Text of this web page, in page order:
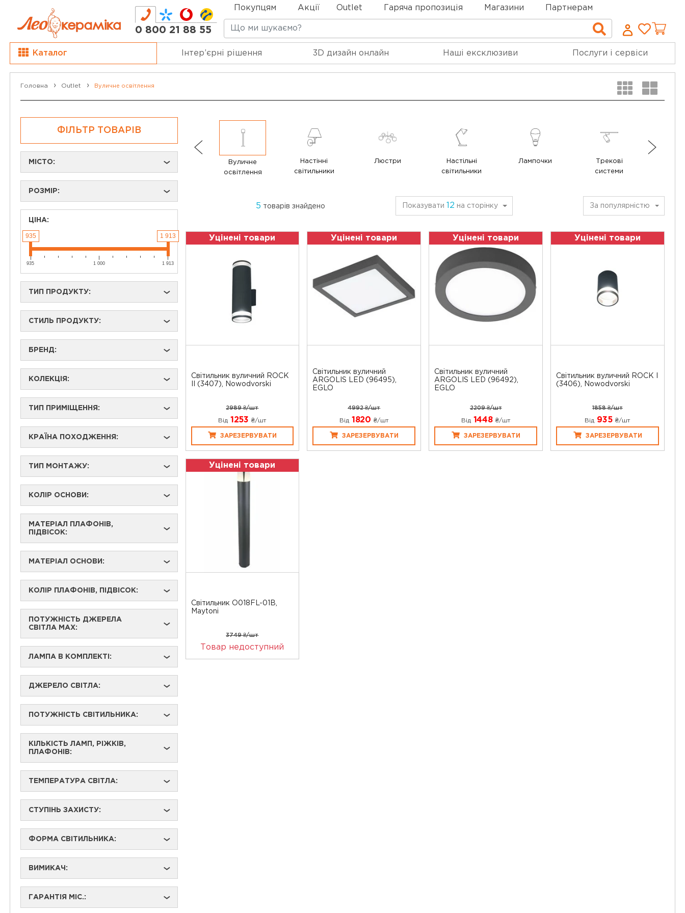
Покупцям Акції Outlet Гаряча пропозиція Магазини Партнерам
0 800 21 88 55 Пошук
Каталог Інтер’єрні рішення 3D дизайн онлайн Наші ексклюзиви Послуги і сервіси
Головна Outlet Вуличне освітлення
ФІЛЬТР ТОВАРІВ
МІСТО: ›
РОЗМІР: ›
ЦІНА:
935 1 913
935 1 000 1 913
ТИП ПРОДУКТУ: ›
СТИЛЬ ПРОДУКТУ: ›
БРЕНД: ›
КОЛЕКЦІЯ: ›
ТИП ПРИМІЩЕННЯ: ›
КРАЇНА ПОХОДЖЕННЯ: ›
ТИП МОНТАЖУ: ›
КОЛІР ОСНОВИ: ›
МАТЕРІАЛ ПЛАФОНІВ,
ПІДВІСОК:
›
МАТЕРІАЛ ОСНОВИ: ›
КОЛІР ПЛАФОНІВ, ПІДВІСОК: ›
ПОТУЖНІСТЬ ДЖЕРЕЛА
СВІТЛА MAX:
›
ЛАМПА В КОМПЛЕКТІ: ›
ДЖЕРЕЛО СВІТЛА: ›
ПОТУЖНІСТЬ СВІТИЛЬНИКА: ›
КІЛЬКІСТЬ ЛАМП, РІЖКІВ,
ПЛАФОНІВ:
›
ТЕМПЕРАТУРА СВІТЛА: ›
СТУПІНЬ ЗАХИСТУ: ›
ФОРМА СВІТИЛЬНИКА: ›
ВИМИКАЧ: ›
ГАРАНТІЯ МІС.: ›
Вуличне
освітлення
Настінні
світильники
Люстри
Настільні
світильники
Лампочки
Трекові
системи
5 товарів знайдено Показувати 12 на сторінку За популярністю
Уцінені товари
Світильник вуличний ROCK
II (3407), Nowodvorski
2989 ₴/шт
Від 1253 ₴/шт
ЗАРЕЗЕРВУВАТИ
Уцінені товари
Світильник вуличний
ARGOLIS LED (96495),
EGLO
4992 ₴/шт
Від 1820 ₴/шт
ЗАРЕЗЕРВУВАТИ
Уцінені товари
Світильник вуличний
ARGOLIS LED (96492),
EGLO
2209 ₴/шт
Від 1448 ₴/шт
ЗАРЕЗЕРВУВАТИ
Уцінені товари
Світильник вуличний ROCK I
(3406), Nowodvorski
1858 ₴/шт
Від 935 ₴/шт
ЗАРЕЗЕРВУВАТИ
Уцінені товари
Світильник O018FL-01B,
Maytoni
3749 ₴/шт
Товар недоступний